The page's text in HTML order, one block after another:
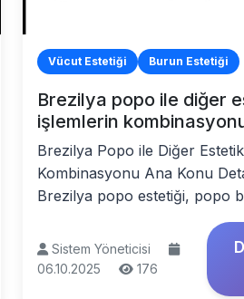
Vücut Estetiği Burun Estetiği
Brezilya popo ile diğer
işlemlerin
Brezilya Popo ile Diğer
Kombinasyonu Ana Konu
Brezilya popo estetiği, popo
Sistem Yöneticisi
06.10.2025
176